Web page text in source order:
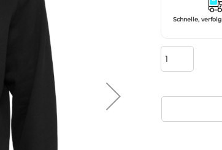
Schnelle,